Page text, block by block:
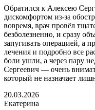
Обратился к Алексею
дискомфортом из-за
вовремя, врач провёл
безболезненно, и сразу
запугивать операцией, а
лечения и подробно все
боли ушли, а через пару
Сергеевич — очень
который не назначает
20.03.2026
Екатерина